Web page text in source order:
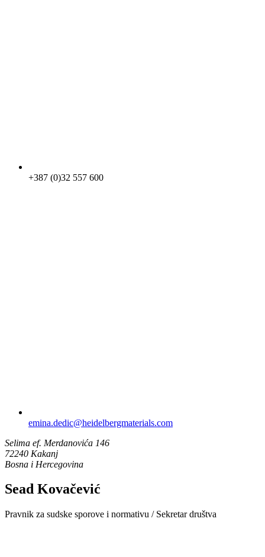
+387 (0)32 557 600
emina.dedic​@heidelbergmaterials.com
Selima ef. Merdanovića 146
72240 Kakanj
Bosna i Hercegovina
Sead Kovačević
Pravnik za sudske sporove i normativu / Sekretar društva